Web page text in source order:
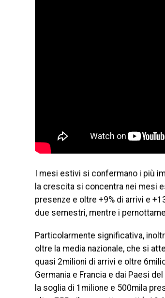
I mesi estivi si confermano i più
la crescita si concentra nei mesi
presenze e oltre +9% di arrivi e
due semestri, mentre i
Particolarmente significativa,
oltre la media nazionale, che si
quasi 2milioni di arrivi e oltre
Germania e Francia e dai Paesi
la soglia di 1milione e 500mila